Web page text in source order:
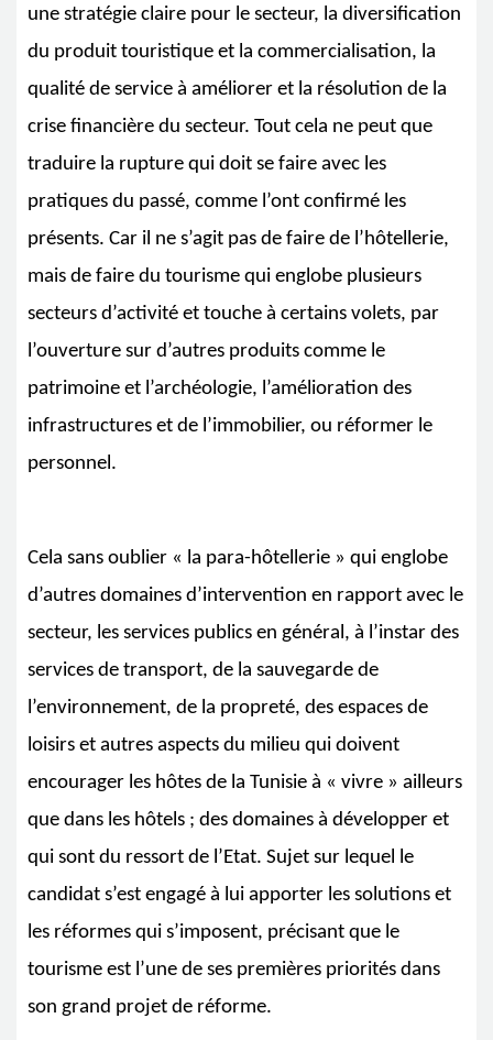
une stratégie claire pour le secteur, la diversification
du produit touristique et la commercialisation, la
qualité de service à améliorer et la résolution de la
crise financière du secteur. Tout cela ne peut que
traduire la rupture qui doit se faire avec les
pratiques du passé, comme l’ont confirmé les
présents. Car il ne s’agit pas de faire de l’hôtellerie,
mais de faire du tourisme qui englobe plusieurs
secteurs d’activité et touche à certains volets, par
l’ouverture sur d’autres produits comme le
patrimoine et l’archéologie, l’amélioration des
infrastructures et de l’immobilier, ou réformer le
personnel.
Cela sans oublier « la para-hôtellerie » qui englobe
d’autres domaines d’intervention en rapport avec le
secteur, les services publics en général, à l’instar des
services de transport, de la sauvegarde de
l’environnement, de la propreté, des espaces de
loisirs et autres aspects du milieu qui doivent
encourager les hôtes de la Tunisie à « vivre » ailleurs
que dans les hôtels ; des domaines à développer et
qui sont du ressort de l’Etat. Sujet sur lequel le
candidat s’est engagé à lui apporter les solutions et
les réformes qui s’imposent, précisant que le
tourisme est l’une de ses premières priorités dans
son grand projet de réforme.